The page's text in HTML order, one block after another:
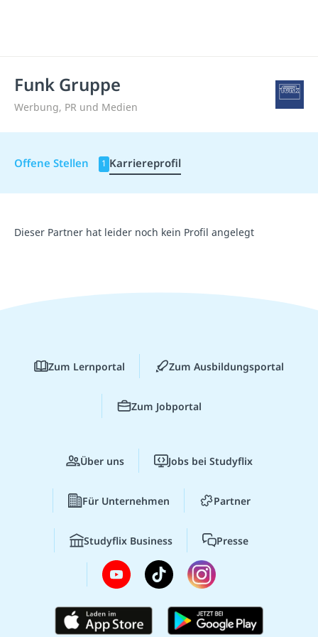
Funk Gruppe
Werbung, PR und Medien
Offene Stellen 1 Karriereprofil
Dieser Partner hat leider noch kein Profil angelegt
Zum Lernportal Zum Ausbildungsportal
Zum Jobportal
Über uns Jobs bei Studyflix
Für Unternehmen Partner
Studyflix Business Presse